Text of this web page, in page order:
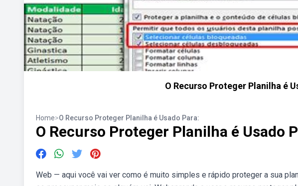
O Recurso Proteger Planilha é
Home>O Recurso Proteger Planilha é Usado Para:
O Recurso Proteger Planilha é Usado
Web — aqui você vai ver como é muito simples e rápido proteger a sua